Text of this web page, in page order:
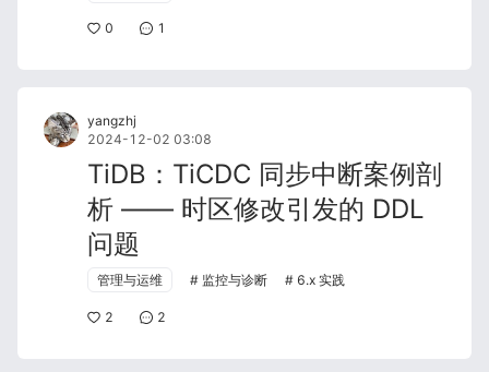
0 1
yangzhj
2024-12-02 03:08
TiDB：TiCDC 同步中断案例剖
析 —— 时区修改引发的 DDL
问题
管理与运维 监控与诊断 6.x 实践
2 2